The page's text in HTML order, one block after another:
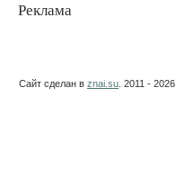
Реклама
Сайт сделан в znai.su . 2011 - 2026